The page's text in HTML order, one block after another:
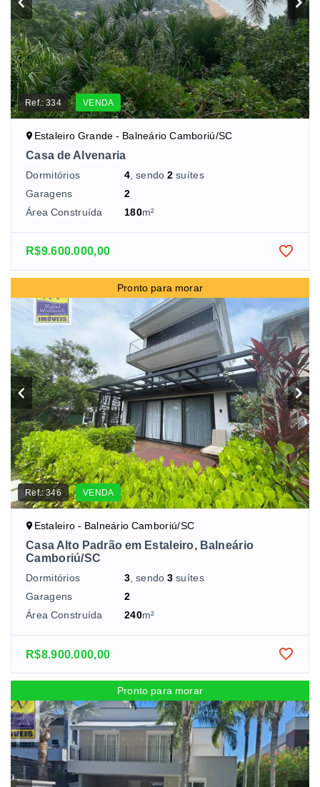
Ref.:334 VENDA
Estaleiro Grande - Balneário Camboriú/SC
Casa de Alvenaria
Dormitórios 4 , sendo2 suítes
Garagens
2
Área Construída
180m²
R$9.600.000,00
Pronto para morar
Ref.:346 VENDA
Estaleiro - Balneário Camboriú/SC
Casa Alto Padrão em Estaleiro, Balneário
Camboriú/SC
Dormitórios 3 , sendo3 suítes
Garagens
2
Área Construída
240m²
R$8.900.000,00
Pronto para morar